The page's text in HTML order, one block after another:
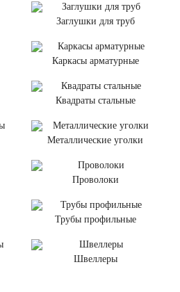
Заглушки для труб
Каркасы арматурные
Квадраты стальные
Металлические уголки
Проволоки
Трубы профильные
Швеллеры